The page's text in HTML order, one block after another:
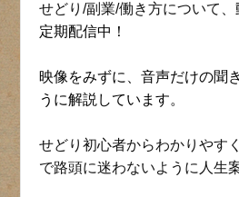
せどり/副業/働き方について、
定期配信中！
映像をみずに、音声だけの聞
うに解説しています。
せどり初心者からわかりやす
で路頭に迷わないように人生